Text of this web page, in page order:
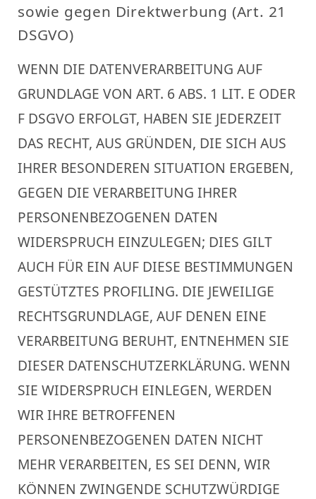
sowie gegen Direktwerbung (Art. 21
DSGVO)
WENN DIE DATENVERARBEITUNG AUF
GRUNDLAGE VON ART. 6 ABS. 1 LIT. E ODER
F DSGVO ERFOLGT, HABEN SIE JEDERZEIT
DAS RECHT, AUS GRÜNDEN, DIE SICH AUS
IHRER BESONDEREN SITUATION ERGEBEN,
GEGEN DIE VERARBEITUNG IHRER
PERSONENBEZOGENEN DATEN
WIDERSPRUCH EINZULEGEN; DIES GILT
AUCH FÜR EIN AUF DIESE BESTIMMUNGEN
GESTÜTZTES PROFILING. DIE JEWEILIGE
RECHTSGRUNDLAGE, AUF DENEN EINE
VERARBEITUNG BERUHT, ENTNEHMEN SIE
DIESER DATENSCHUTZERKLÄRUNG. WENN
SIE WIDERSPRUCH EINLEGEN, WERDEN
WIR IHRE BETROFFENEN
PERSONENBEZOGENEN DATEN NICHT
MEHR VERARBEITEN, ES SEI DENN, WIR
KÖNNEN ZWINGENDE SCHUTZWÜRDIGE